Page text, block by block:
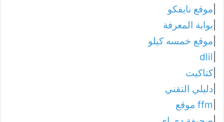
موقع نايفكو
بوابة المعرفة
موقع خمسه كيلو
dlil
كتاكيت
دليلي التقني
ffm موقع